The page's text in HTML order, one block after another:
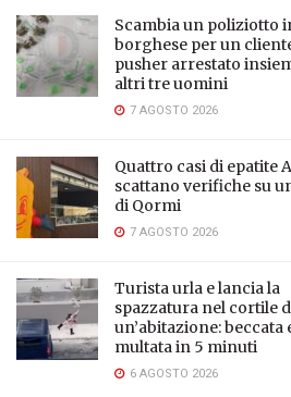
Scambia un poliziotto
borghese per un
pusher arrestato
altri tre uomini
7 AGOSTO 2026
Quattro casi di epatite
scattano verifiche su
di Qormi
7 AGOSTO 2026
Turista urla e lancia la
spazzatura nel cortile
un’abitazione: beccata
multata in 5 minuti
6 AGOSTO 2026